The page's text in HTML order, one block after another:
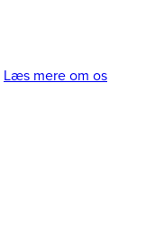
Læs mere om os